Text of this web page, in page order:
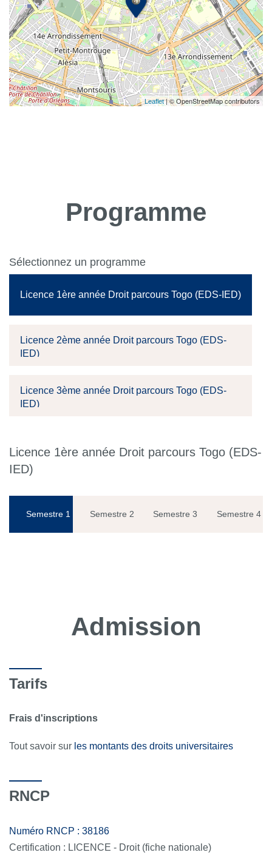
Leaflet| © OpenStreetMap contributors
Programme
Sélectionnez un programme
Licence 1ère année Droit parcours Togo (EDS-IED)
Licence 2ème année Droit parcours Togo (EDS-
IED)
Licence 3ème année Droit parcours Togo (EDS-
IED)
Licence 1ère année Droit parcours Togo (EDS-
IED)
Semestre 1 Semestre 2 Semestre 3 Semestre 4
Admission
Tarifs
Frais d'inscriptions
Tout savoir sur les montants des droits universitaires
RNCP
Numéro RNCP : 38186
Certification : LICENCE - Droit (fiche nationale)